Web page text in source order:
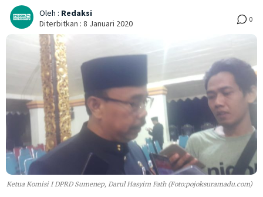
Oleh : Redaksi
Diterbitkan : 8 Januari 2020 0
Ketua Komisi I DPRD Sumenep, Darul Hasyim Fath (Foto:pojoksuramadu.com)